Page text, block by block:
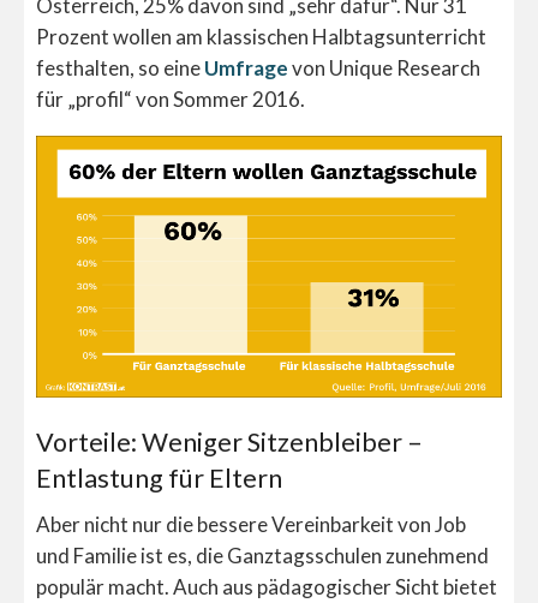
Österreich, 25% davon sind „sehr dafür“. Nur 31
Prozent wollen am klassischen Halbtagsunterricht
festhalten, so eineUmfragevon Unique Research
für „profil“ von Sommer 2016.
Vorteile: Weniger Sitzenbleiber –
Entlastung für Eltern
Aber nicht nur die bessere Vereinbarkeit von Job
und Familie ist es, die Ganztagsschulen zunehmend
populär macht. Auch aus pädagogischer Sicht bietet